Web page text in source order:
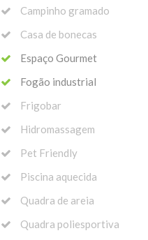
Campinho gramado
Casa de bonecas
Espaço Gourmet
Fogão industrial
Frigobar
Hidromassagem
Pet Friendly
Piscina aquecida
Quadra de areia
Quadra poliesportiva